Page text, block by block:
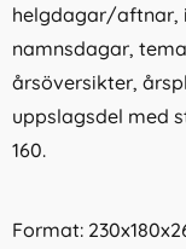
helgdagar/aftnar,
namnsdagar,
årsöversikter,
uppslagsdel med
160.
Format: